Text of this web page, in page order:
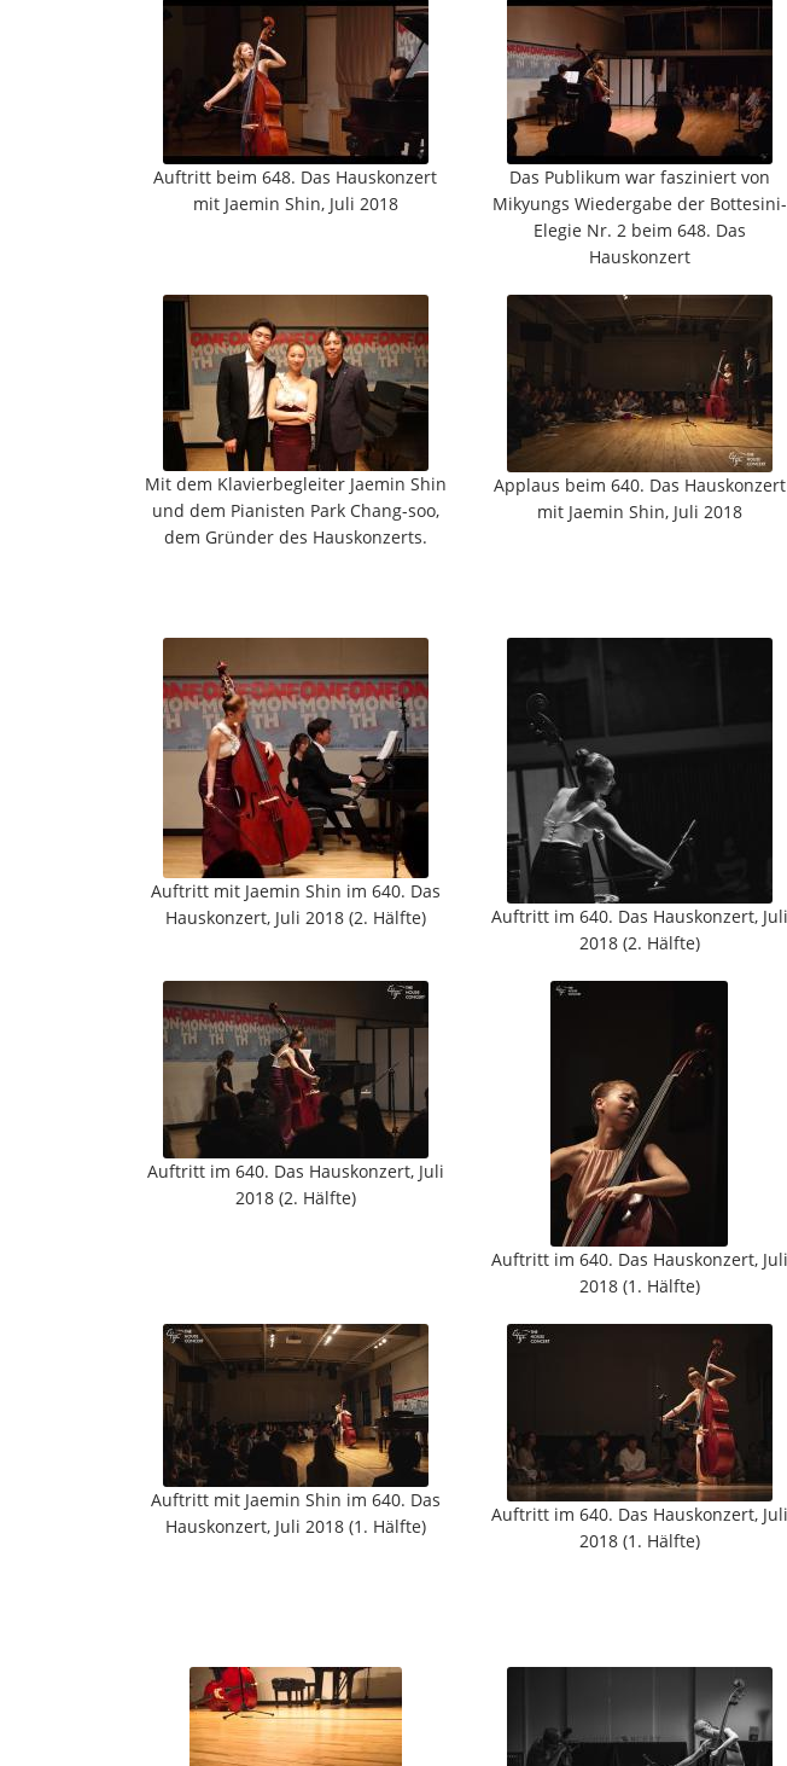
Auftritt beim 648. Das Hauskonzert
mit Jaemin Shin, Juli 2018
Das Publikum war fasziniert von
Mikyungs Wiedergabe der Bottesini-
Elegie Nr. 2 beim 648. Das
Hauskonzert
Mit dem Klavierbegleiter Jaemin Shin
und dem Pianisten Park Chang-soo,
dem Gründer des Hauskonzerts.
Applaus beim 640. Das Hauskonzert
mit Jaemin Shin, Juli 2018
Auftritt mit Jaemin Shin im 640. Das
Hauskonzert, Juli 2018 (2. Hälfte)
Auftritt im 640. Das Hauskonzert, Juli
2018 (2. Hälfte)
Auftritt im 640. Das Hauskonzert, Juli
2018 (2. Hälfte)
Auftritt im 640. Das Hauskonzert, Juli
2018 (1. Hälfte)
Auftritt mit Jaemin Shin im 640. Das
Hauskonzert, Juli 2018 (1. Hälfte)
Auftritt im 640. Das Hauskonzert, Juli
2018 (1. Hälfte)